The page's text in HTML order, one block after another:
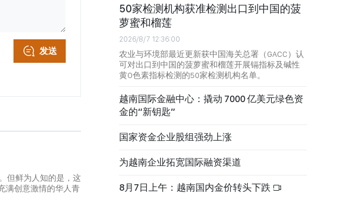
发送
但鲜为人知的是，这
满创意激情的华人青
50家检测机构获准检测出口到中国的菠
萝蜜和榴莲
2026/8/7 12:36:00
农业与环境部最近更新获中国海关总署（GACC）认
可对出口到中国的菠萝蜜和榴莲开展镉指标及碱性
黄O色素指标检测的50家检测机构名单。
越南国际金融中心：撬动 7000 亿美元绿色资
金的“新钥匙”
国家资金企业股组强劲上涨
为越南企业拓宽国际融资渠道
8月7日上午：越南国内金价转头下跌